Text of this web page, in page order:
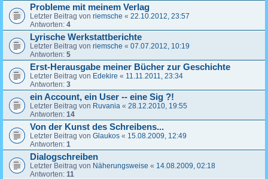
Probleme mit meinem Verlag
Letzter Beitrag von riemsche « 22.10.2012, 23:57
Antworten: 4
Lyrische Werkstattberichte
Letzter Beitrag von riemsche « 07.07.2012, 10:19
Antworten: 5
Erst-Herausgabe meiner Bücher zur Geschichte
Letzter Beitrag von Edekire « 11.11.2011, 23:34
Antworten: 3
ein Account, ein User -- eine Sig ?!
Letzter Beitrag von Ruvania « 28.12.2010, 19:55
Antworten: 14
Von der Kunst des Schreibens...
Letzter Beitrag von Glaukos « 15.08.2009, 12:49
Antworten: 1
Dialogschreiben
Letzter Beitrag von Näherungsweise « 14.08.2009, 02:18
Antworten: 11